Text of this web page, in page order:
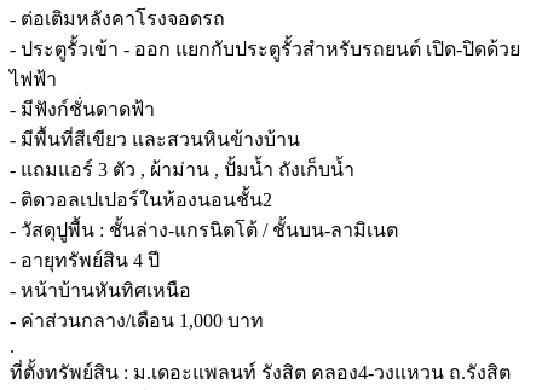
- ต่อเติมหลังคาโรงจอดรถ
- ประตูรั้วเข้า - ออก แยกกับประตูรั้วสําหรับรถยนต์ เปิด-ปิดด้วย
ไฟฟ้า
- มีฟังก์ชั่นดาดฟ้า
- มีพื้นที่สีเขียว และสวนหินข้างบ้าน
- แถมแอร์ 3 ตัว , ผ้าม่าน , ปั้มนํ้า ถังเก็บนํ้า
- ติดวอลเปเปอร์ในห้องนอนชั้น2
- วัสดุปูพื้น : ชั้นล่าง-แกรนิตโต้ / ชั้นบน-ลามิเนต
- อายุทรัพย์สิน 4 ปี
- หน้าบ้านหันทิศเหนือ
- ค่าส่วนกลาง/เดือน 1,000 บาท
.
ที่ตั้งทรัพย์สิน : ม.เดอะแพลนท์ รังสิต คลอง4-วงแหวน ถ.รังสิต